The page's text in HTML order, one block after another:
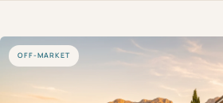
OFF-MARKET